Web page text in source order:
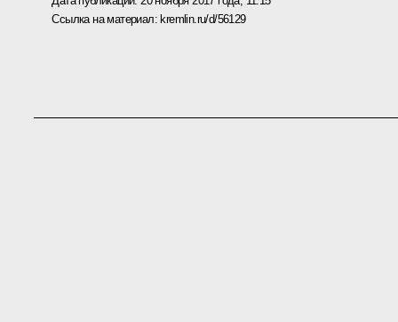
Ссылка на материал:kremlin.ru/d/56129